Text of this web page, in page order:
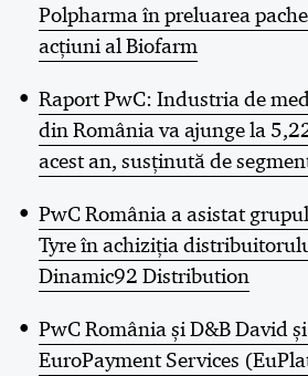
Polpharma în preluarea
acțiuni al Biofarm
Raport PwC: Industria de
din România va ajunge la
acest an, susținută de
PwC România a asistat
Tyre în achiziția
Dinamic92 Distribution
PwC România și D&B David
EuroPayment Services